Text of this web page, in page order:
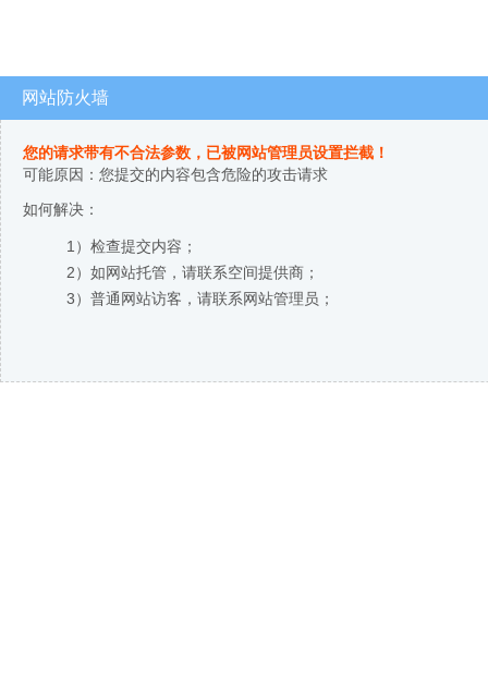
网站防火墙
您的请求带有不合法参数，已被网站管理员设置拦截！
可能原因：您提交的内容包含危险的攻击请求
如何解决：
1）检查提交内容；
2）如网站托管，请联系空间提供商；
3）普通网站访客，请联系网站管理员；